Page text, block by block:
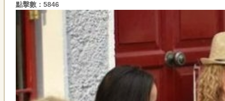
點擊數：5846